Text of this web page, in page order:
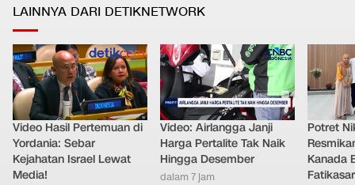
LAINNYA DARI DETIKNETWORK
Video Hasil Pertemuan di
Yordania: Sebar
Kejahatan Israel Lewat
Media!
Video: Airlangga Janji
Harga Pertalite Tak Naik
Hingga Desember
dalam 7 jam
Potret
Kanada